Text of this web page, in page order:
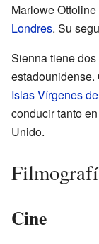
Marlowe
Londres. Su
Sienna tiene
estadounidense.
Islas Vírgenes
conducir tanto
Unido.
Cine